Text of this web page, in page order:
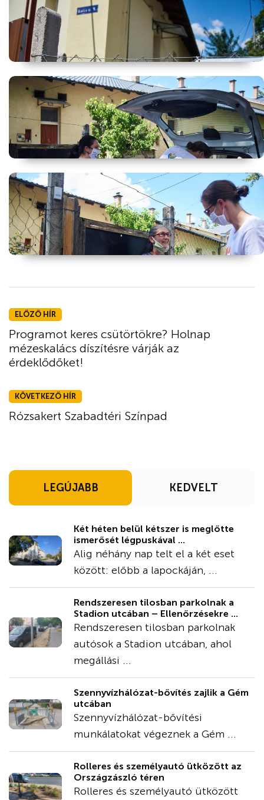
ELŐZŐ HÍR
Programot keres csütörtökre? Holnap
mézeskalács díszítésre várják az
érdeklődőket!
KÖVETKEZŐ HÍR
Rózsakert Szabadtéri Színpad
LEGÚJABB KEDVELT
Két héten belül kétszer is meglőtte
ismerősét légpuskával ...
Alig néhány nap telt el a két eset
között: előbb a lapockáján, ...
Rendszeresen tilosban parkolnak a
Stadion utcában – Ellenőrzésekre ...
Rendszeresen tilosban parkolnak
autósok a Stadion utcában, ahol
megállási ...
Szennyvízhálózat-bővítés zajlik a Gém
utcában
Szennyvízhálózat-bővítési
munkálatokat végeznek a Gém ...
Rolleres és személyautó ütközött az
Országzászló téren
Rolleres és személyautó ütközött